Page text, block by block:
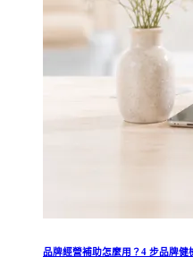
品牌經營補助怎麼用？4 步品牌